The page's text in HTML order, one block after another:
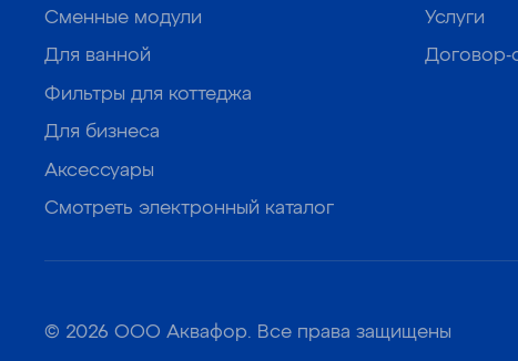
Сменные модули
Для ванной
Фильтры для коттеджа
Для бизнеса
Аксессуары
Смотреть электронный каталог
Услуги
Договор-
© 2026 ООО Аквафор. Все права защищены